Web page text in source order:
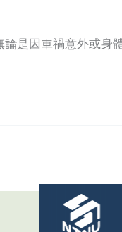
是因車禍意外或